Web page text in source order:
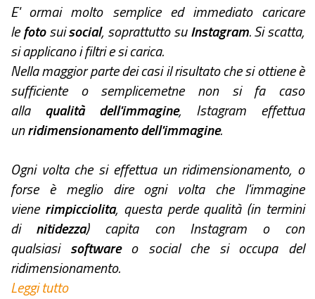
E' ormai molto semplice ed immediato caricare
lefotosuisocial, soprattutto suInstagram. Si scatta,
si applicano i filtri e si carica.
Nella maggior parte dei casi il risultato che si ottiene è
sufficiente o semplicemetne non si fa caso
alla qualità dell'immagine, Istagram effettua
unridimensionamento dell'immagine.
Ogni volta che si effettua un ridimensionamento, o
forse è meglio dire ogni volta che l'immagine
viene rimpicciolita, questa perde qualità (in termini
di nitidezza) capita con Instagram o con
qualsiasi software o social che si occupa del
ridimensionamento.
Leggi tutto